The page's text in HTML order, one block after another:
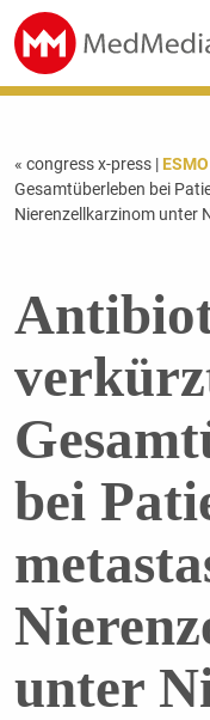
« congress x-press |
Gesamtüberleben bei
Nierenzellkarzinom unter
bei
unter